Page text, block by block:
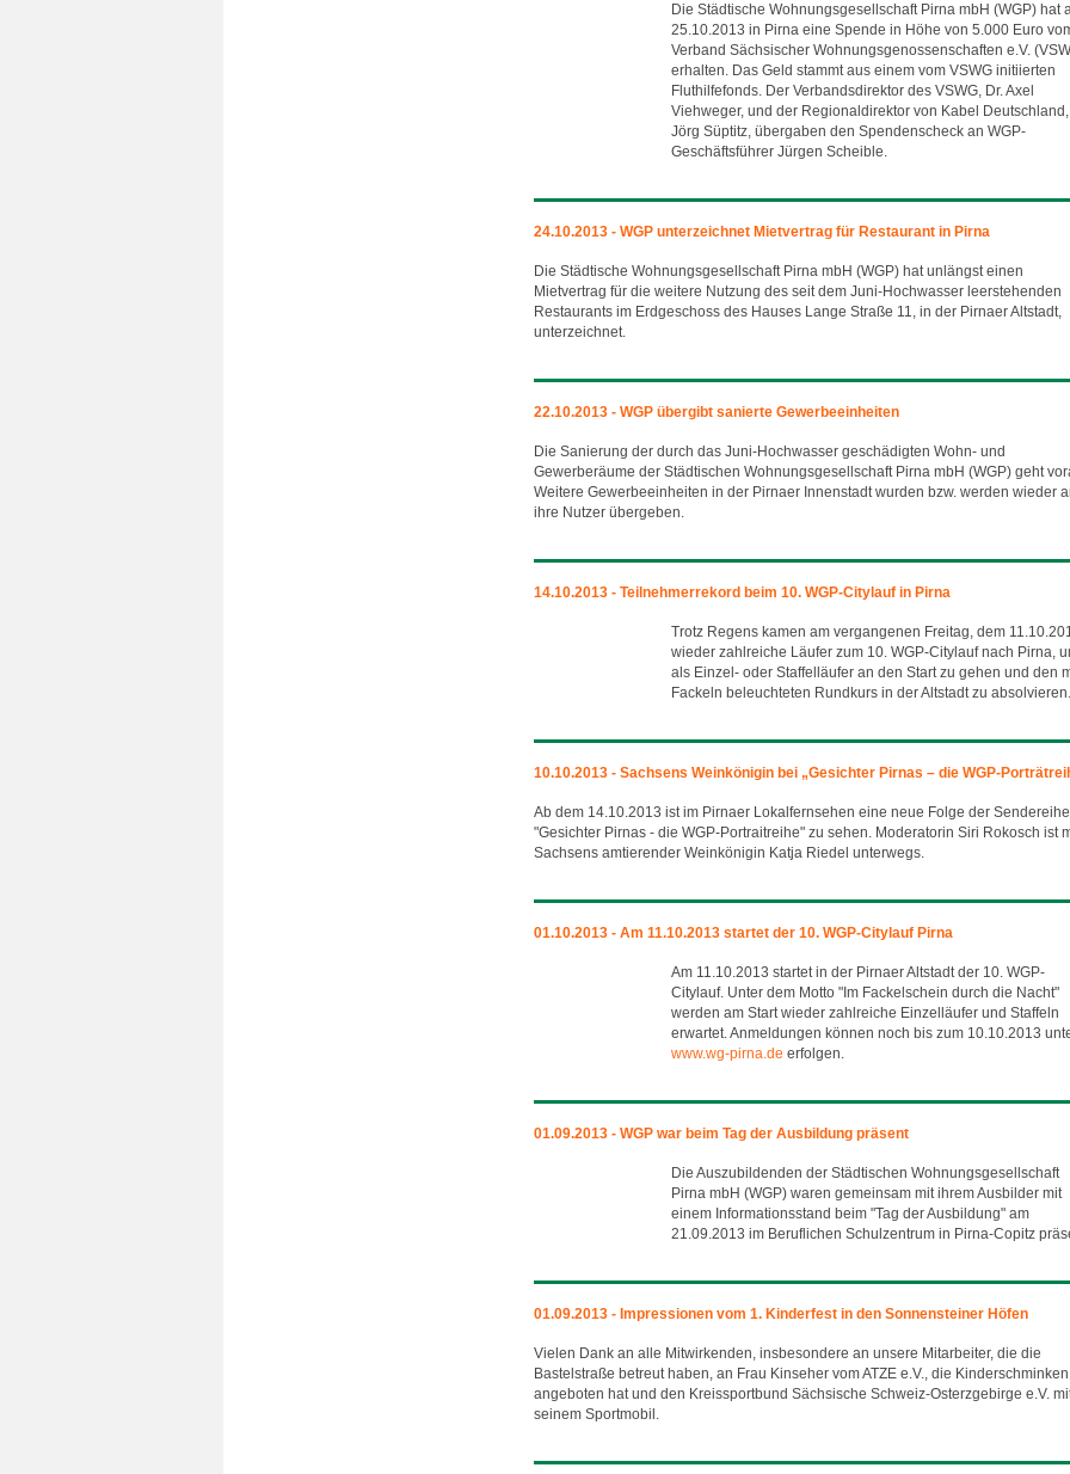
Die Städtische Wohnungsgesellschaft Pirna mbH (WGP) hat
25.10.2013 in Pirna eine Spende in Höhe von 5.000 Euro
Verband Sächsischer Wohnungsgenossenschaften e.V.
erhalten. Das Geld stammt aus einem vom VSWG initiierten
Fluthilfefonds. Der Verbandsdirektor des VSWG, Dr. Axel
Viehweger, und der Regionaldirektor von Kabel Deutschland,
Jörg Süptitz, übergaben den Spendenscheck an WGP-
Geschäftsführer Jürgen Scheible.
24.10.2013 - WGP unterzeichnet Mietvertrag für Restaurant in Pirna
Die Städtische Wohnungsgesellschaft Pirna mbH (WGP) hat unlängst einen
Mietvertrag für die weitere Nutzung des seit dem Juni-Hochwasser leerstehenden
Restaurants im Erdgeschoss des Hauses Lange Straße 11, in der Pirnaer Altstadt,
unterzeichnet.
22.10.2013 - WGP übergibt sanierte Gewerbeeinheiten
Die Sanierung der durch das Juni-Hochwasser geschädigten Wohn- und
Gewerberäume der Städtischen Wohnungsgesellschaft Pirna mbH (WGP) geht
Weitere Gewerbeeinheiten in der Pirnaer Innenstadt wurden bzw. werden wieder
ihre Nutzer übergeben.
14.10.2013 - Teilnehmerrekord beim 10. WGP-Citylauf in Pirna
Trotz Regens kamen am vergangenen Freitag, dem
wieder zahlreiche Läufer zum 10. WGP-Citylauf nach Pirna,
als Einzel- oder Staffelläufer an den Start zu gehen und den
Fackeln beleuchteten Rundkurs in der Altstadt zu absolvieren.
10.10.2013 - Sachsens Weinkönigin bei „Gesichter Pirnas – die WGP-
Ab dem 14.10.2013 ist im Pirnaer Lokalfernsehen eine neue Folge der Sendereihe
"Gesichter Pirnas - die WGP-Portraitreihe" zu sehen. Moderatorin Siri Rokosch ist
Sachsens amtierender Weinkönigin Katja Riedel unterwegs.
01.10.2013 - Am 11.10.2013 startet der 10. WGP-Citylauf Pirna
Am 11.10.2013 startet in der Pirnaer Altstadt der 10. WGP-
Citylauf. Unter dem Motto "Im Fackelschein durch die Nacht"
werden am Start wieder zahlreiche Einzelläufer und Staffeln
erwartet. Anmeldungen können noch bis zum 10.10.2013
www.wg-pirna.de erfolgen.
01.09.2013 - WGP war beim Tag der Ausbildung präsent
Die Auszubildenden der Städtischen Wohnungsgesellschaft
Pirna mbH (WGP) waren gemeinsam mit ihrem Ausbilder mit
einem Informationsstand beim "Tag der Ausbildung" am
21.09.2013 im Beruflichen Schulzentrum in Pirna-Copitz
01.09.2013 - Impressionen vom 1. Kinderfest in den Sonnensteiner Höfen
Vielen Dank an alle Mitwirkenden, insbesondere an unsere Mitarbeiter, die die
Bastelstraße betreut haben, an Frau Kinseher vom ATZE e.V., die Kinderschminken
angeboten hat und den Kreissportbund Sächsische Schweiz-Osterzgebirge e.V.
seinem Sportmobil.